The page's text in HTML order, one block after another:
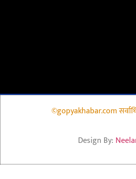
©gopyakhabar.com
Design By: